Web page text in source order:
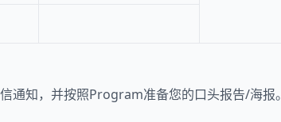
通知，并按照Program准备您的口头报告/海报。